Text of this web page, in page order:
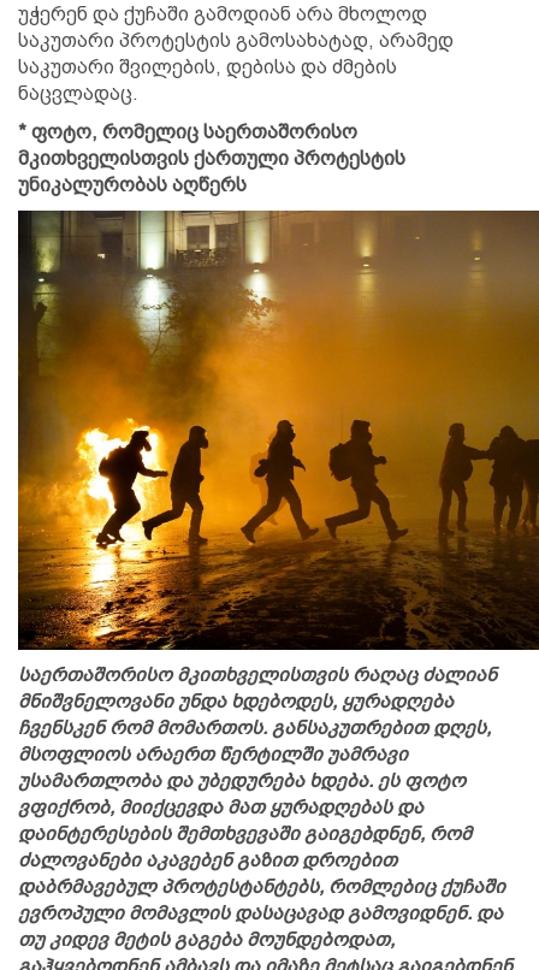
უჭერენ და ქუჩაში გამოდიან არა მხოლოდ
საკუთარი პროტესტის გამოსახატად, არამედ
საკუთარი შვილების, დებისა და ძმების
ნაცვლადაც.
* ფოტო, რომელიც საერთაშორისო
მკითხველისთვის ქართული პროტესტის
უნიკალურობას აღწერს
საერთაშორისო მკითხველისთვის რაღაც ძალიან
მნიშვნელოვანი უნდა ხდებოდეს, ყურადღება
ჩვენსკენ რომ მომართოს. განსაკუთრებით დღეს,
მსოფლიოს არაერთ წერტილში უამრავი
უსამართლობა და უბედურება ხდება. ეს ფოტო
ვფიქრობ, მიიქცევდა მათ ყურადღებას და
დაინტერესების შემთხვევაში გაიგებდნენ, რომ
ძალოვანები აკავებენ გაზით დროებით
დაბრმავებულ პროტესტანტებს, რომლებიც ქუჩაში
ევროპული მომავლის დასაცავად გამოვიდნენ. და
თუ კიდევ მეტის გაგება მოუნდებოდათ,